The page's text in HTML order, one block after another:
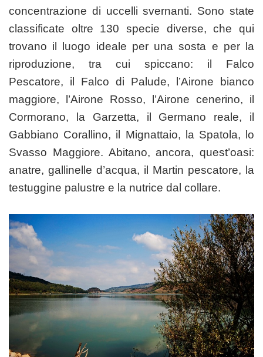
concentrazione di uccelli svernanti. Sono state
classificate oltre 130 specie diverse, che qui
trovano il luogo ideale per una sosta e per la
riproduzione, tra cui spiccano: il Falco
Pescatore, il Falco di Palude, l’Airone bianco
maggiore, l’Airone Rosso, l’Airone cenerino, il
Cormorano, la Garzetta, il Germano reale, il
Gabbiano Corallino, il Mignattaio, la Spatola, lo
Svasso Maggiore. Abitano, ancora, quest’oasi:
anatre, gallinelle d’acqua, il Martin pescatore, la
testuggine palustre e la nutrice dal collare.